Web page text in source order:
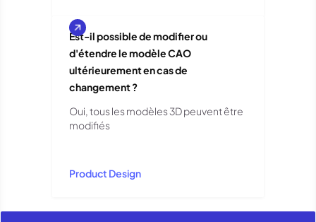
Est-il possible de modifier ou
d'étendre le modèle CAO
ultérieurement en cas de
changement ?
Oui, tous les modèles 3D peuvent être
modifiés
Product Design